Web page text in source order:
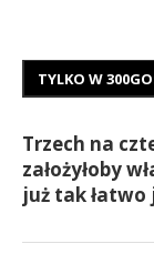
TYLKO W
Trzech na
założyłoby
już tak łatwo